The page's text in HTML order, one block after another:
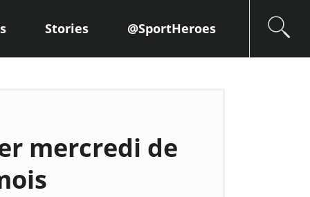
Stories @SportHeroes
mercredi de